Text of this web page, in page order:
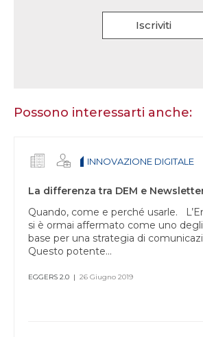
Iscriviti
essere
questo
campo
Possono interessarti anche:
INNOVAZIONE DIGITALE
La differenza tra DEM e
Quando, come e perché usarle.
si è ormai affermato come uno
base per una strategia di
Questo potente...
EGGERS 2.0 | 26 Giugno 2019